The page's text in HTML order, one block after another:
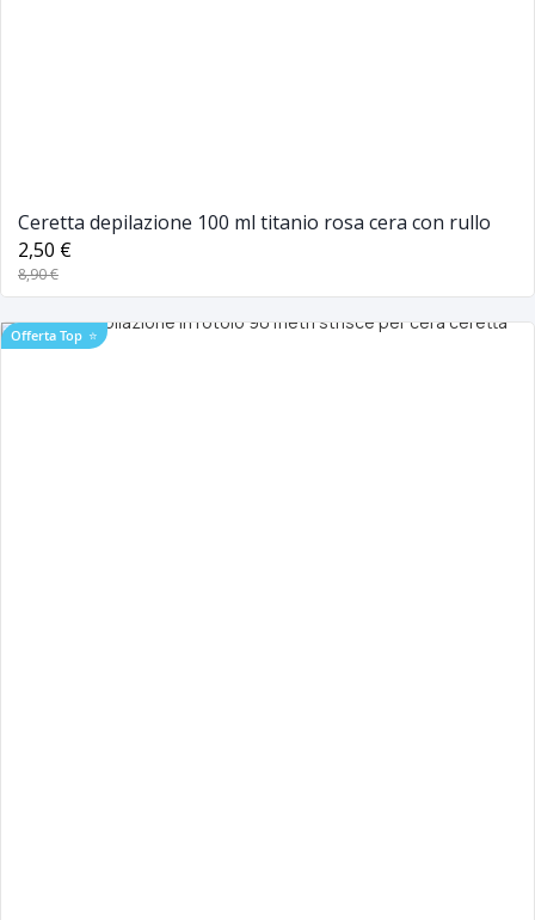
Ceretta depilazione 100 ml titanio rosa cera con rullo
2,50 €
8,90 €
Offerta Top ⭐